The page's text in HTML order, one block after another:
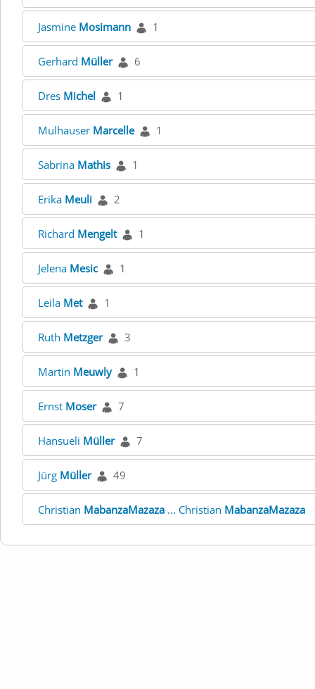
Jasmine Mosimann 1
Gerhard Müller 6
Dres Michel 1
Mulhauser Marcelle 1
Sabrina Mathis 1
Erika Meuli 2
Richard Mengelt 1
Jelena Mesic 1
Leila Met 1
Ruth Metzger 3
Martin Meuwly 1
Ernst Moser 7
Hansueli Müller 7
Jürg Müller 49
Christian MabanzaMazaza ... Christian MabanzaMazaza